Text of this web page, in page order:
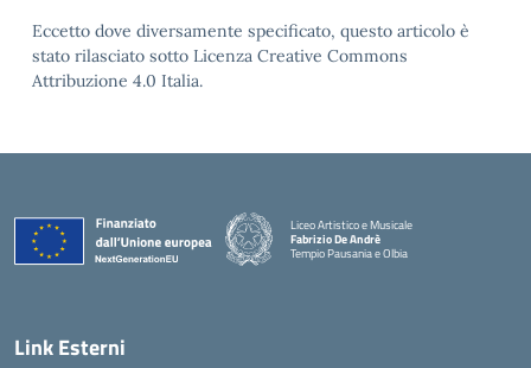
Eccetto dove diversamente specificato, questo articolo è
stato rilasciato sotto Licenza Creative Commons
Attribuzione 4.0 Italia.
Liceo Artistico e Musicale
Fabrizio De Andrè
Tempio Pausania e Olbia
— Visita la pagina iniziale della scuola
Link Esterni